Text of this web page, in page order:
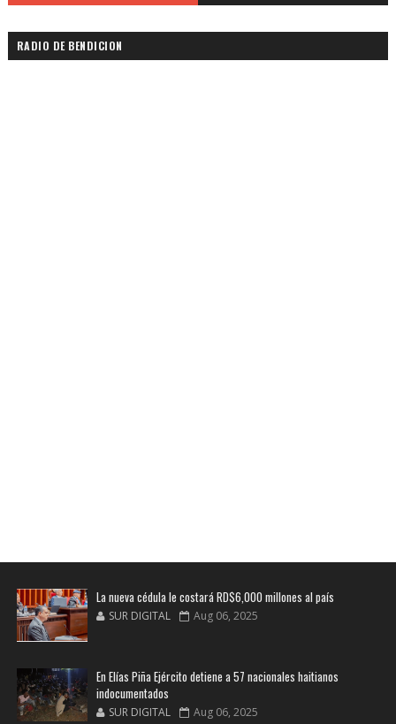
RADIO DE BENDICION
La nueva cédula le costará RD$6,000 millones al país
SUR DIGITAL Aug 06, 2025
En Elías Piña Ejército detiene a 57 nacionales haitianos
indocumentados
SUR DIGITAL Aug 06, 2025